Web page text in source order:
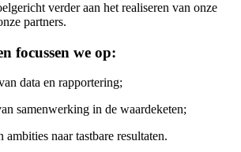
verder aan het realiseren van onze
partners.
focussen we op:
data en rapportering;
samenwerking in de waardeketen;
ambities naar tastbare resultaten.